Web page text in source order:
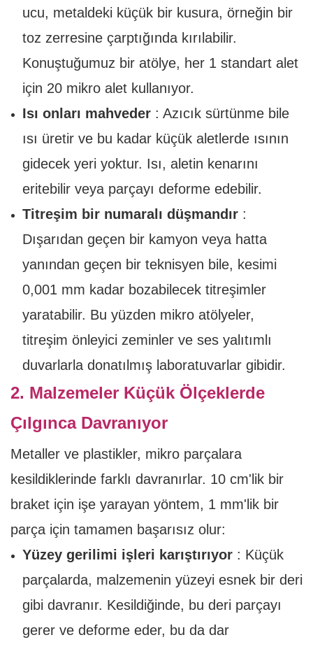
ucu, metaldeki küçük bir kusura, örneğin bir
toz zerresine çarptığında kırılabilir.
Konuştuğumuz bir atölye, her 1 standart alet
için 20 mikro alet kullanıyor.
Isı onları mahveder: Azıcık sürtünme bile
ısı üretir ve bu kadar küçük aletlerde ısının
gidecek yeri yoktur. Isı, aletin kenarını
eritebilir veya parçayı deforme edebilir.
Titreşim bir numaralı düşmandır:
Dışarıdan geçen bir kamyon veya hatta
yanından geçen bir teknisyen bile, kesimi
0,001 mm kadar bozabilecek titreşimler
yaratabilir. Bu yüzden mikro atölyeler,
titreşim önleyici zeminler ve ses yalıtımlı
duvarlarla donatılmış laboratuvarlar gibidir.
2. Malzemeler Küçük Ölçeklerde
Çılgınca Davranıyor
Metaller ve plastikler, mikro parçalara
kesildiklerinde farklı davranırlar. 10 cm'lik bir
braket için işe yarayan yöntem, 1 mm'lik bir
parça için tamamen başarısız olur:
Yüzey gerilimi işleri karıştırıyor: Küçük
parçalarda, malzemenin yüzeyi esnek bir deri
gibi davranır. Kesildiğinde, bu deri parçayı
gerer ve deforme eder, bu da dar